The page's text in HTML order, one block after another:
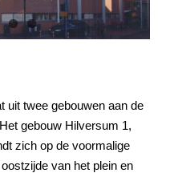
uit twee gebouwen aan de
gebouw Hilversum 1,
zich op de voormalige
van het plein en